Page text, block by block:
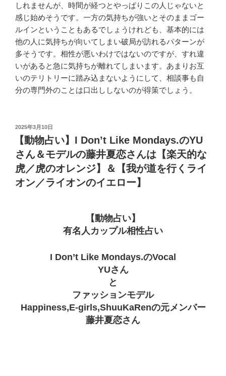
しれませんが、時間が経つとやっぱりこの人じゃないと
感じ始めそうです。一方の気持ちが強いとそのままゴー
ルインということもあるでしょうけれども、基本的には
他の人に気持ちが向いてしまい破局が訪れるパターンが
多そうです。相性が悪いわけではないのですが、すれ違
いがあると急に気持ちが離れてしまいます。あまりお互
いのテリトリーに踏み込まないようにして、相談事も自
分の専門外のことは口出ししないのが得策でしょう。
投
日:
2025年3月10日
【動物占い】I Don’t Like Mondays.のYU
さん＆モデルの藤井夏恋さんは【楽天的な
虎／虎のオレンジ】＆【我が道を行くライ
オン／ライオンのイエロー】
【動物占い】
有名人カップル相性占い
I Don’t Like Mondays.のVocal
YUさん
と
ファッションモデル
Happiness,E-girls,ShuuKaRenの元メンバー
藤井夏恋さん